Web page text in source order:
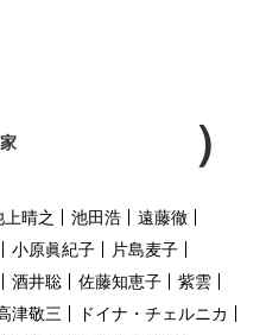
上晴之 池田浩
遠藤徹
小原眞紀子
片島麦子
酒井聡 佐藤知恵子
紫雲
津敬三
ドイナ・チェルニカ